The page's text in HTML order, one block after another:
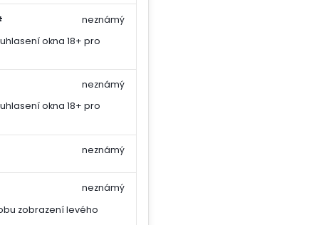
okna 18+ pro
neznámý
okna 18+ pro
neznámý
neznámý
zobrazení levého
neznámý